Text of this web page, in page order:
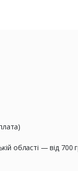
області — від 700